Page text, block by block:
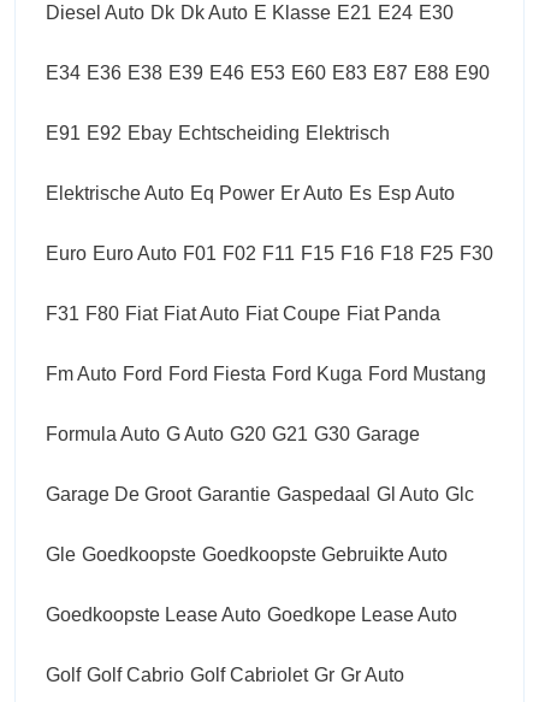
Diesel Auto Dk Dk Auto E Klasse E21 E24 E30
E34 E36 E38 E39 E46 E53 E60 E83 E87 E88 E90
E91 E92 Ebay Echtscheiding Elektrisch
Elektrische Auto Eq Power Er Auto Es Esp Auto
Euro Euro Auto F01 F02 F11 F15 F16 F18 F25 F30
F31 F80 Fiat Fiat Auto Fiat Coupe Fiat Panda
Fm Auto Ford Ford Fiesta Ford Kuga Ford Mustang
Formula Auto G Auto G20 G21 G30 Garage
Garage De Groot Garantie Gaspedaal Gl Auto Glc
Gle Goedkoopste Goedkoopste Gebruikte Auto
Goedkoopste Lease Auto Goedkope Lease Auto
Golf Golf Cabrio Golf Cabriolet Gr Gr Auto